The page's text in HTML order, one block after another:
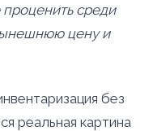
среди
цену и
без
реальная картина